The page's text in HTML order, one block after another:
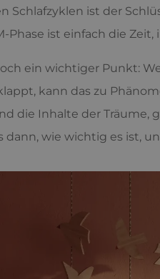
Schlafzyklen ist der
Phase ist einfach die
ein wichtiger Punkt:
kann das zu
die Inhalte der Träume,
dann, wie wichtig es ist,